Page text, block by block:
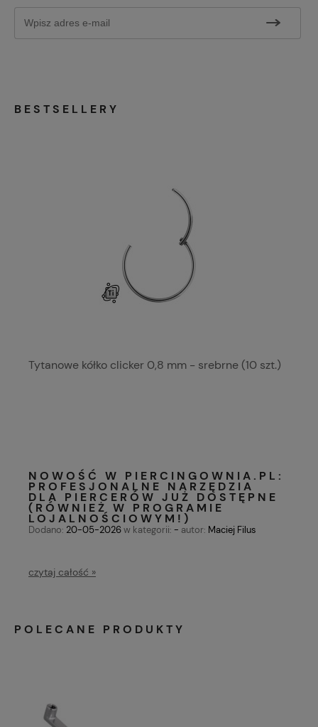
BESTSELLERY
Tytanowe kółko clicker 0,8 mm - srebrne (10 szt.)
NOWOŚĆ W PIERCINGOWNIA.PL:
PROFESJONALNE NARZĘDZIA
DLA PIERCERÓW JUŻ DOSTĘPNE
(RÓWNIEŻ W PROGRAMIE
LOJALNOŚCIOWYM!)
Dodano: 20-05-2026w kategorii: - autor: Maciej Filus
czytaj całość »
POLECANE PRODUKTY